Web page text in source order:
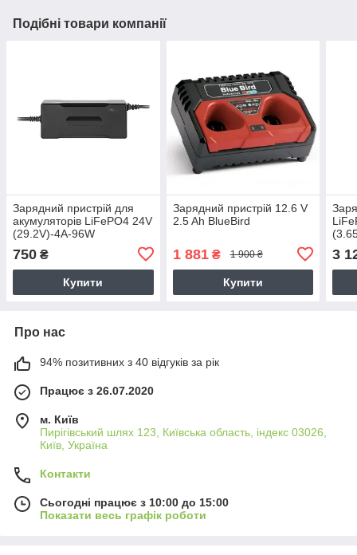
Подібні товари компанії
Зарядний пристрій для
акумуляторів LiFePO4 24V
(29.2V)-4A-96W
750 ₴
Купити
Зарядний пристрій 12.6 V
2.5 Ah BlueBird
1 881₴ 1 900 ₴
Купити
3
Про нас
94% позитивних з 40 відгуків за рік
Працює з 26.07.2020
м. Київ
Пирігівський шлях 123, Київська область, індекс 03026,
Київ, Україна
Контакти
Сьогодні працює з 10:00 до 15:00
Показати весь графік роботи